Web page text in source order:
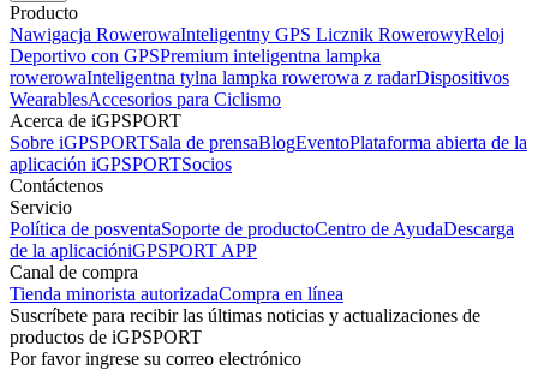
Producto
Nawigacja RowerowaInteligentny GPS Licznik RowerowyReloj
Deportivo con GPSPremium inteligentna lampka
rowerowaInteligentna tylna lampka rowerowa z radarDispositivos
WearablesAccesorios para Ciclismo
Acerca de iGPSPORT
Sobre iGPSPORTSala de prensaBlogEventoPlataforma abierta de la
aplicación iGPSPORTSocios
Contáctenos
Servicio
Política de posventaSoporte de productoCentro de AyudaDescarga
de la aplicacióniGPSPORT APP
Canal de compra
Tienda minorista autorizadaCompra en línea
Suscríbete para recibir las últimas noticias y actualizaciones de
productos de iGPSPORT
Por favor ingrese su correo electrónico